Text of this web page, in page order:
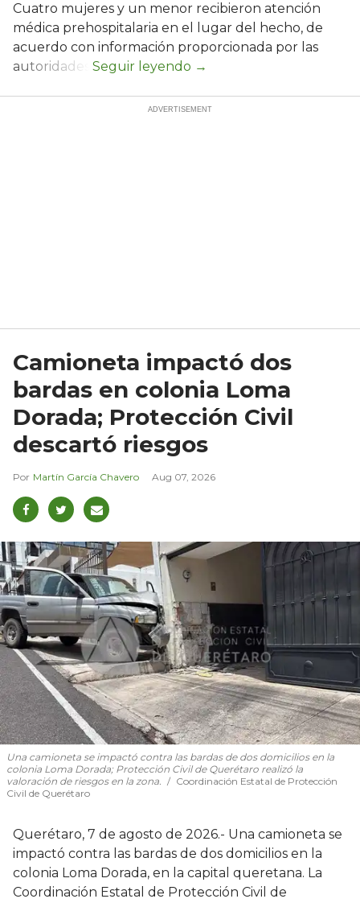
Cuatro mujeres y un menor recibieron atención
médica prehospitalaria en el lugar del hecho, de
acuerdo con información proporcionada por las
autoridades.
Camioneta impactó dos
bardas en colonia Loma
Dorada; Protección Civil
descartó riesgos
Martín García Chavero Aug 07, 2026
Una camioneta se impactó contra las bardas de dos domicilios en la
colonia Loma Dorada; Protección Civil de Querétaro realizó la
valoración de riesgos en la zona.
Coordinación Estatal de Protección
Civil de Querétaro
Querétaro, 7 de agosto de 2026.- Una camioneta se
impactó contra las bardas de dos domicilios en la
colonia Loma Dorada, en la capital queretana. La
Coordinación Estatal de Protección Civil de